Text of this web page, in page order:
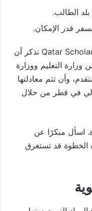
الطالب.
قدر الإمكان.
من المهم الانتباه إلى أن صفحة Qatar Scholarships تذكر أن
التعليم ووزارة
وأن تتم معادلتها
في قطر من خلال
اسأل مبكرًا عن
الخطوة قد تستغرق